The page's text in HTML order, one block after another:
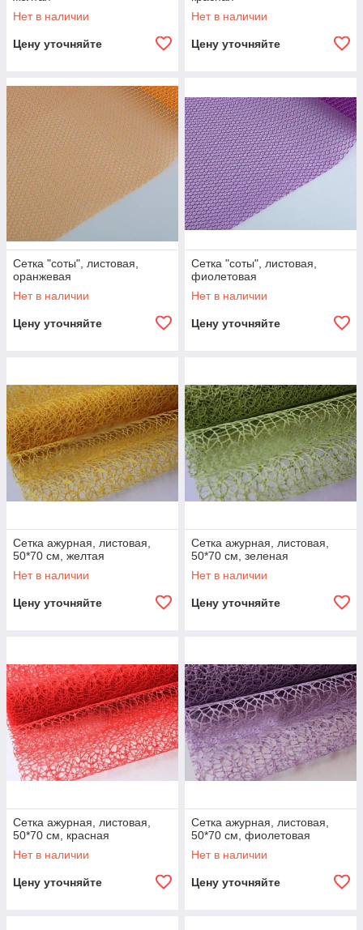
Нет в наличии
Цену уточняйте
Нет в наличии
Цену уточняйте
Сетка "соты", листовая,
оранжевая
Нет в наличии
Цену уточняйте
Сетка "соты", листовая,
фиолетовая
Нет в наличии
Цену уточняйте
Сетка ажурная, листовая,
50*70 см, желтая
Нет в наличии
Цену уточняйте
Сетка ажурная, листовая,
50*70 см, зеленая
Нет в наличии
Цену уточняйте
Сетка ажурная, листовая,
50*70 см, красная
Нет в наличии
Цену уточняйте
Сетка ажурная, листовая,
50*70 см, фиолетовая
Нет в наличии
Цену уточняйте